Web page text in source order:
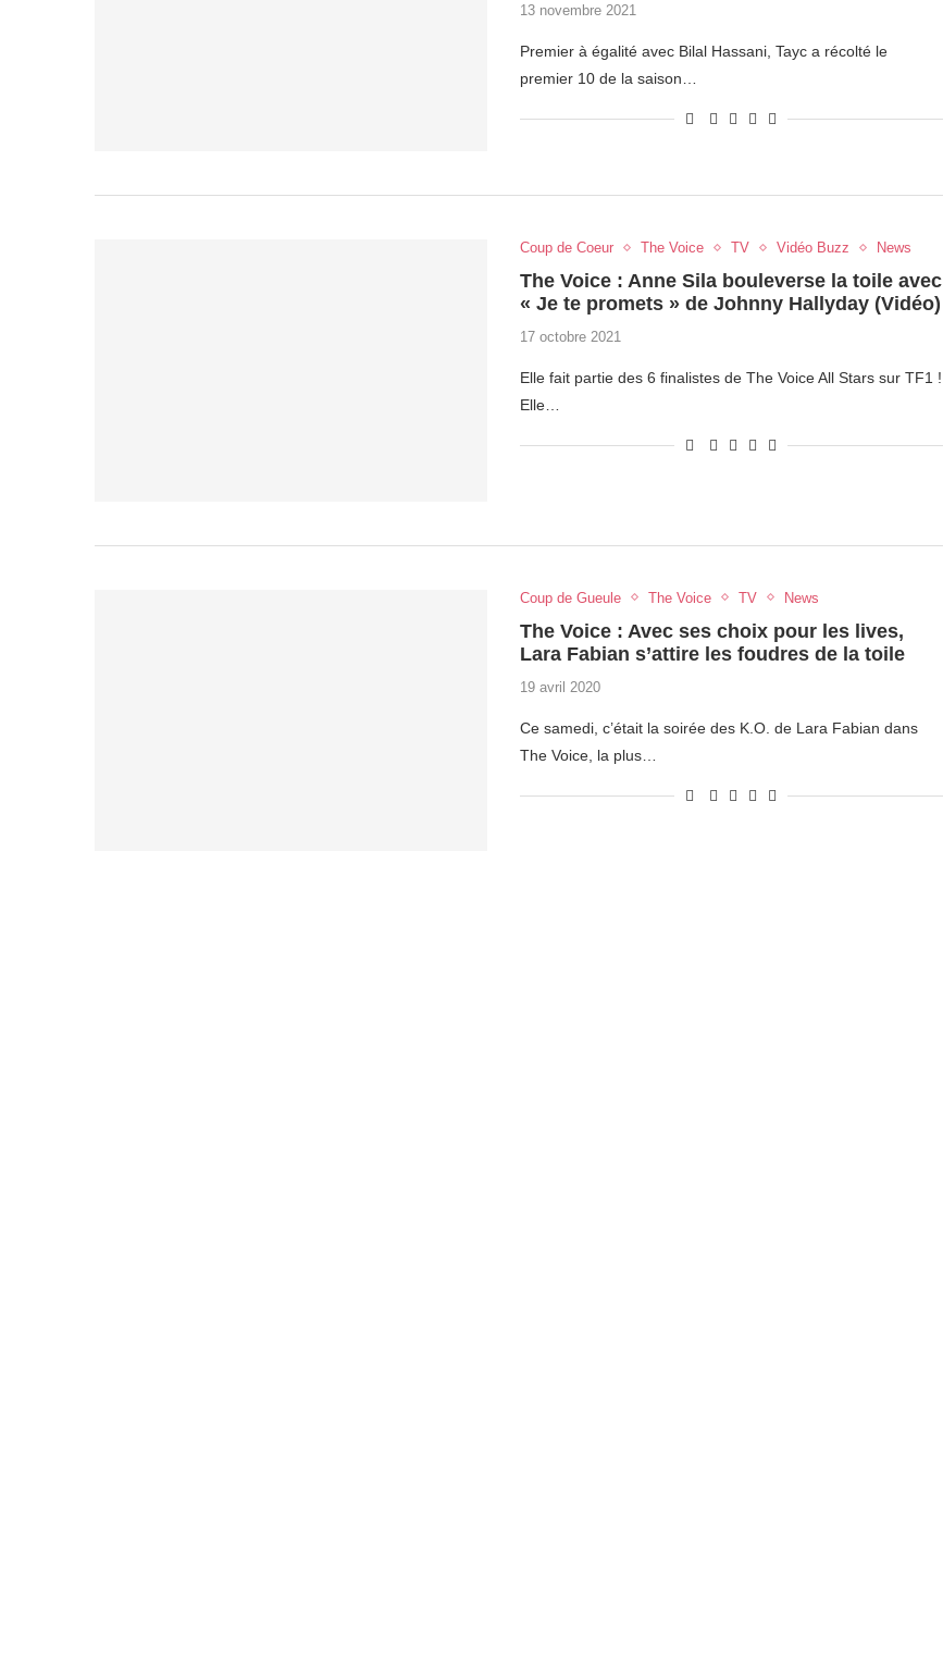
13 novembre 2021
Premier à égalité avec Bilal Hassani, Tayc a récolté le
premier 10 de la saison…
Coup de Coeur The Voice TV Vidéo Buzz News
The Voice : Anne Sila bouleverse la toile avec
« Je te promets » de Johnny Hallyday (Vidéo)
17 octobre 2021
Elle fait partie des 6 finalistes de The Voice All Stars sur TF1 !
Elle…
Coup de Gueule The Voice TV News
The Voice : Avec ses choix pour les lives,
Lara Fabian s’attire les foudres de la toile
19 avril 2020
Ce samedi, c’était la soirée des K.O. de Lara Fabian dans
The Voice, la plus…